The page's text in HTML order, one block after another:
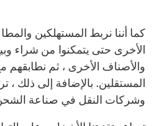
كما أننا نربط المستهلكين
الأخرى حتى يتمكنوا من شراء
والأصناف الأخرى ، ثم
المستقلين. بالإضافة إلى ذلك
وشركات النقل في صناعة